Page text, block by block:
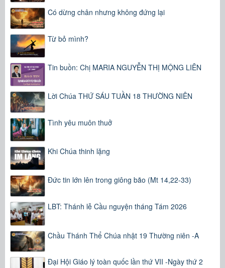
Có dừng chân nhưng không đứng lại
Từ bỏ mình?
Tin buồn: Chị MARIA NGUYỄN THỊ MỘNG LIÊN
Lời Chúa THỨ SÁU TUẦN 18 THƯỜNG NIÊN
Tình yêu muôn thuở
Khi Chúa thinh lặng
Đức tin lớn lên trong giông bão (Mt 14,22-33)
LBT: Thánh lễ Cầu nguyện tháng Tám 2026
Chầu Thánh Thể Chúa nhật 19 Thường niên -A
Đại Hội Giáo lý toàn quốc lần thứ VII -Ngày thứ 2